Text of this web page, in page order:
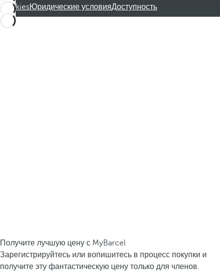
CookiesЮридические условияДоступность
Получите лучшую цену с MyBarcel
Зарегистрируйтесь или вопишитесь в процесс покупки и
получите эту фантастическую цену только для членов.